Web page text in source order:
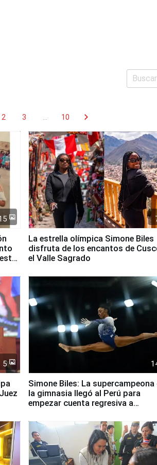
2 3 10 chevron_right
La estrella olímpica Simone Biles
disfruta de los encantos de
el Valle Sagrado
5
Simone Biles: La supercampeona
la gimnasia llegó al Perú para
empezar cuenta regresiva a